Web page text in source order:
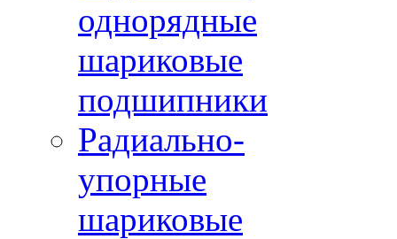
однорядные
шариковые
подшипники
Радиально-
упорные
шариковые